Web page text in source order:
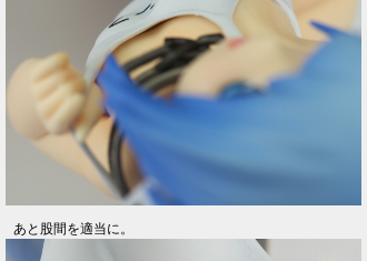
あと股間を適当に。